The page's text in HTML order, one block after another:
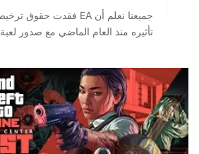
تأثيره منذ العام الماضي مع صدور لعبة EA Sports…